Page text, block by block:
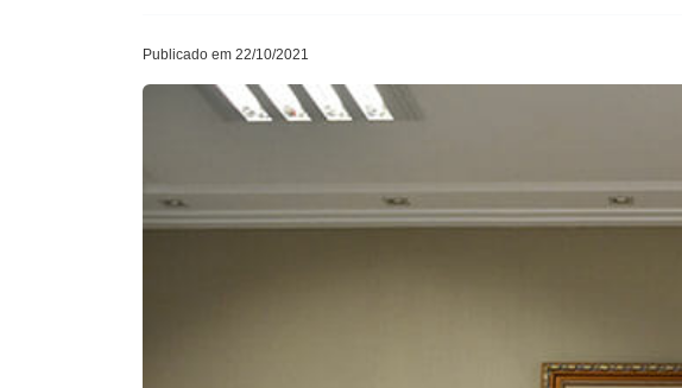
Publicado em 22/10/2021